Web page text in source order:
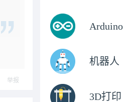
举报
Arduino
机器人
3D打印